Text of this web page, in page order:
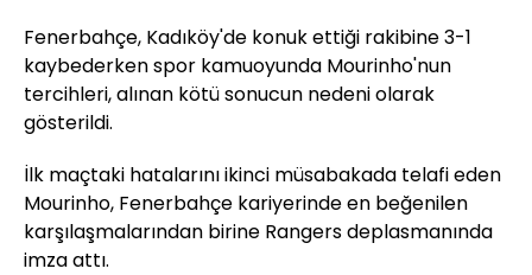
Fenerbahçe, Kadıköy'de konuk ettiği rakibine 3-1
kaybederken spor kamuoyunda Mourinho'nun
tercihleri, alınan kötü sonucun nedeni olarak
gösterildi.
İlk maçtaki hatalarını ikinci müsabakada telafi eden
Mourinho, Fenerbahçe kariyerinde en beğenilen
karşılaşmalarından birine Rangers deplasmanında
imza attı.